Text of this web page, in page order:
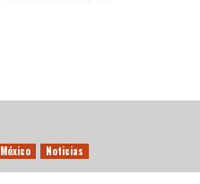
México Noticias